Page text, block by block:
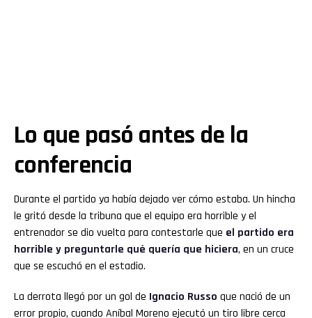
Lo que pasó antes de la
conferencia
Durante el partido ya había dejado ver cómo estaba. Un hincha
le gritó desde la tribuna que el equipo era horrible y el
entrenador se dio vuelta para contestarle que el partido era
horrible y preguntarle qué quería que hiciera, en un cruce
que se escuchó en el estadio.
La derrota llegó por un gol de Ignacio Russo que nació de un
error propio, cuando Aníbal Moreno ejecutó un tiro libre cerca